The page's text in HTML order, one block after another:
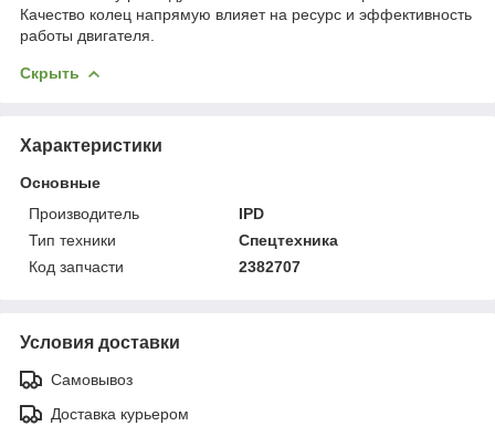
Качество колец напрямую влияет на ресурс и эффективность
работы двигателя.
Скрыть
Характеристики
Основные
Производитель
IPD
Тип техники
Спецтехника
Код запчасти
2382707
Условия доставки
Самовывоз
Доставка курьером